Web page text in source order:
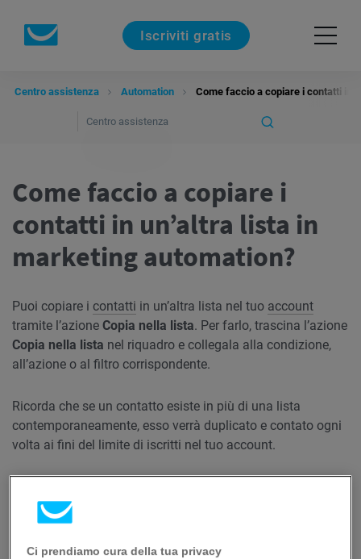
Iscriviti gratis
Centro assistenza Automation Come faccio a copiare i contatti in
Come faccio a copiare i
contatti in un’altra lista in
marketing automation?
Puoi copiare i contatti in un’altra lista nel tuo account
tramite l’azione Copia nella lista. Per farlo, trascina l’azione
Copia nella lista nel riquadro e collegala alla condizione,
all’azione o al filtro corrispondente.
Ricorda che se un contatto esiste in più di una lista
contemporaneamente, esso verrà duplicato e contato ogni
volta ai fini del limite di iscritti nel tuo account.
Quando sposti i contatti a un’altra lista verranno copiate le
seguenti informazioni:
Ci prendiamo cura della tua privacy